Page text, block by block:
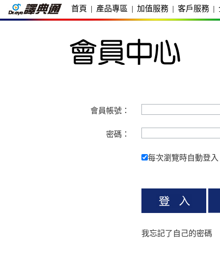
首頁 | 產品專區 | 加值服務 | 客戶服務 |
會員帳號：
密碼：
每次瀏覽時自動登入
我忘記了自己的密碼